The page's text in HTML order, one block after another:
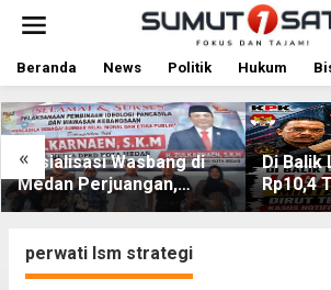
t
i
k
o
n
Beranda News Politik Hukum
«
Sosialisasi Wasbang di
Medan Perjuangan,
Zulkarnaen Janji
Bermain Anak
Di Balik
Rp10,4
perwati lsm strategi